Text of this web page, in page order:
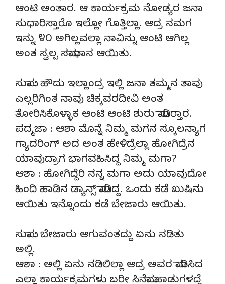
ಆಂಟಿ ಅಂತಾರ. ಆ ಕಾರ್ಯಕ್ರಮ ನೋಡ್ಯರ ಜನಾ
ಸುಧಾರಿಸ್ತಾರೊ ಇಲ್ಲೋ ಗೊತ್ತಿಲ್ಲಾ. ಆದ್ರ ನಮಗ
ಇನ್ನು ೪೦ ಅಗಿಲ್ಲವಲ್ಲಾ ನಾವಿನ್ನು ಆಂಟಿ ಆಗಿಲ್ಲ
ಅಂತ ಸ್ವಲ್ಪ ಸಮಾಧಾನ ಆಯಿತು.
ಸುಮಾ : ಹೌದು ಇಲ್ಲಾಂದ್ರ ಇಲ್ಲಿ ಜನಾ ತಮ್ಮನ ತಾವು
ಎಲ್ಲರಿಗಿಂತ ನಾವು ಚಿಕ್ಕವರದೀವಿ ಅಂತ
ತೋರಿಸಿಕೊಳ್ಳಾಕ ಆಂಟಿ ಆಂಟಿ ಶುರು ಮಾಡಿರ್‍ತಾರ.
ಪದ್ಮಜಾ : ಆಶಾ ಮೊನ್ನೆ ನಿಮ್ಮ ಮಗನ ಸ್ಕೂಲನ್ಯಾಗ
ಗ್ಯಾದರಿಂಗ್ ಅದ ಅಂತ ಹೇಳಿದ್ರೆಲ್ಲಾ ಹೋಗಿದ್ರೆನ
ಯಾವುದ್ರಾಗ ಭಾಗವಹಿಸಿದ್ದ ನಿಮ್ಮ ಮಗಾ?
ಆಶಾ : ಹೋಗಿದ್ದೆರಿ ನನ್ನ ಮಗಾ ಅದು ಯಾವುದೋ
ಹಿಂದಿ ಹಾಡಿನ ಡ್ಯಾನ್ಸ್ ಮಾಡಿದ್ದ. ಒಂದು ಕಡೆ ಖುಷಿನು
ಆಯಿತು ಇನ್ನೊಂದು ಕಡೆ ಬೇಜಾರು ಆಯಿತು.
ಸುಮಾ : ಬೇಜಾರು ಆಗುವಂತದ್ದು ಏನು ನಡಿತು
ಅಲ್ಲಿ.
ಆಶಾ : ಅಲ್ಲಿ ಏನು ನಡಿಲಿಲ್ಲಾ ಆದ್ರ ಅವರ ಮಾಡಿಸಿದ
ಎಲ್ಲಾ ಕಾರ್ಯಕ್ರಮಗಳು ಬರೀ ಸಿನೆಮಾ ಹಾಡುಗಳದ್ದೆ